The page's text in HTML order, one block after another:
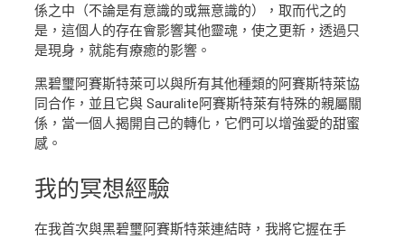
係之中（不論是有意識的或無意識的），取而代之的
是，這個人的存在會影響其他靈魂，使之更新，透過只
是現身，就能有療癒的影響。
黑碧璽阿賽斯特萊可以與所有其他種類的阿賽斯特萊協
同合作，並且它與 Sauralite阿賽斯特萊有特殊的親屬關
係，當一個人揭開自己的轉化，它們可以增強愛的甜蜜
感。
我的冥想經驗
在我首次與黑碧璽阿賽斯特萊連結時，我將它握在手